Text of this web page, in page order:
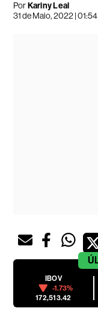
PorKariny Leal
31 de Maio, 2022 |
IBOV
-1.73%
172,513.42